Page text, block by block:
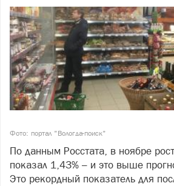
Фото: портал "Вологда-поиск"
По данным Росстата, в ноябре
показал 1,43% – и это выше
Это рекордный показатель для